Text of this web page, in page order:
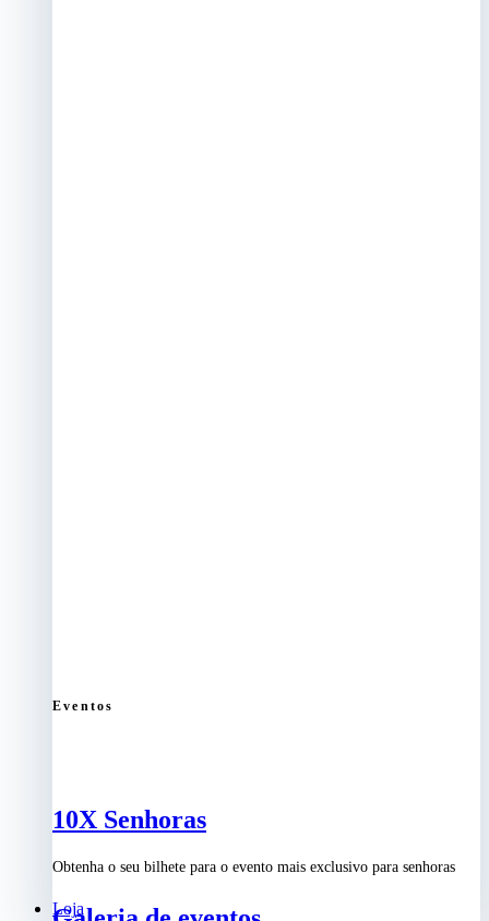
Eventos
10X Senhoras
Obtenha o seu bilhete para o evento mais exclusivo para senhoras
Loja